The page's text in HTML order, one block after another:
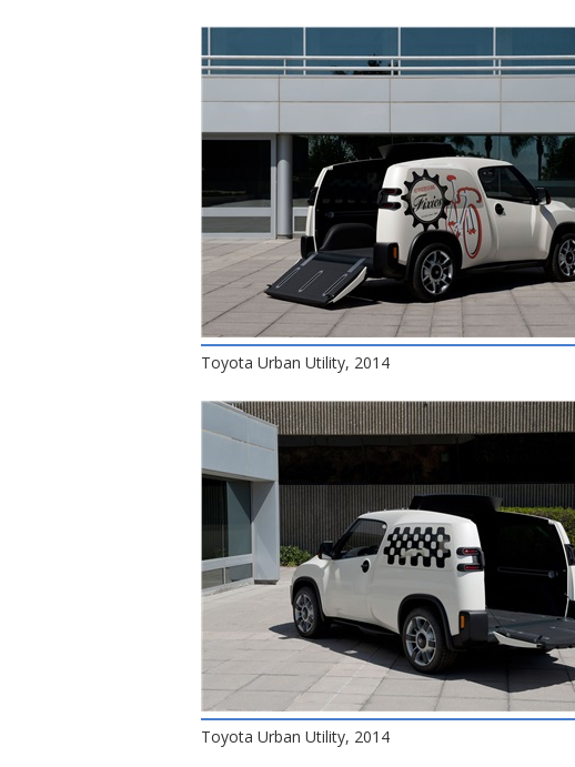
Toyota Urban Utility, 2014
Toyota Urban Utility, 2014